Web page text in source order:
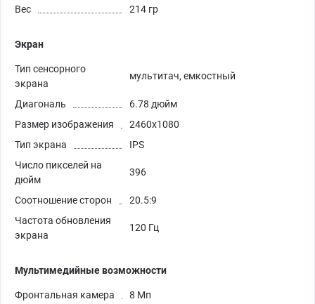
Вес
214 гр
Экран
Тип сенсорного
экрана
мультитач, емкостный
Диагональ
6.78 дюйм
Размер изображения
2460x1080
Тип экрана
IPS
Число пикселей на
дюйм
396
Соотношение сторон
20.5:9
Частота обновления
экрана
120 Гц
Мультимедийные возможности
Фронтальная камера
8 Мп